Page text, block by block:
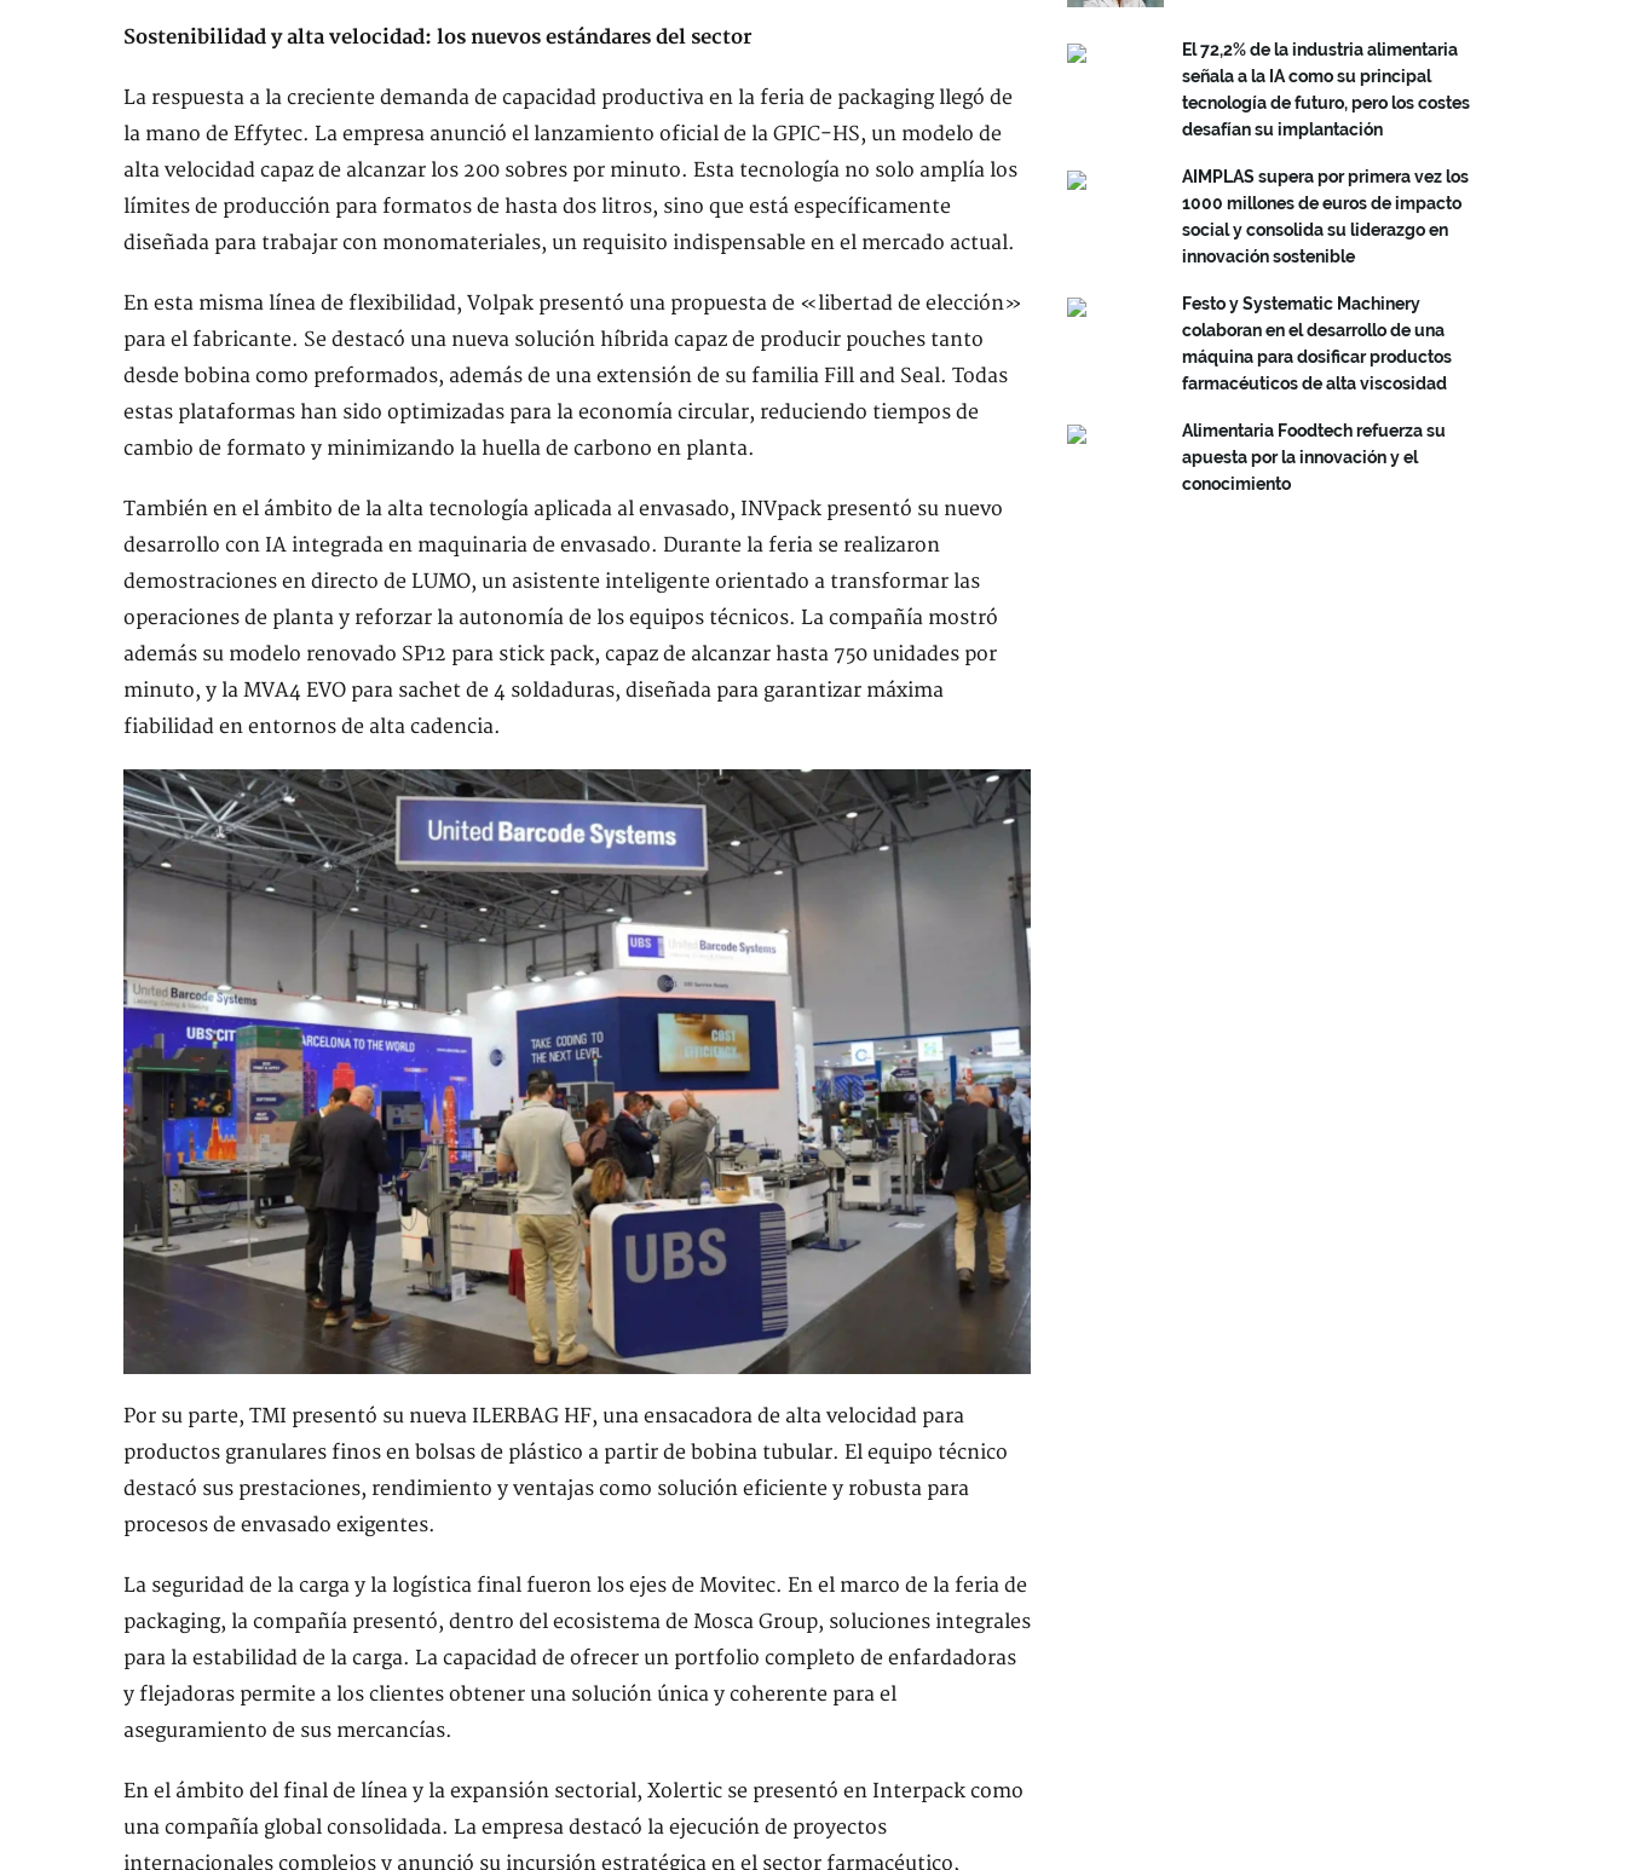
Sostenibilidad y alta velocidad: los nuevos estándares del sector
La respuesta a la creciente demanda de capacidad productiva en la feria de packaging llegó de
la mano de Effytec. La empresa anunció el lanzamiento oficial de la GPIC-HS, un modelo de
alta velocidad capaz de alcanzar los 200 sobres por minuto. Esta tecnología no solo amplía los
límites de producción para formatos de hasta dos litros, sino que está específicamente
diseñada para trabajar con monomateriales, un requisito indispensable en el mercado actual.
En esta misma línea de flexibilidad, Volpak presentó una propuesta de «libertad de elección»
para el fabricante. Se destacó una nueva solución híbrida capaz de producir pouches tanto
desde bobina como preformados, además de una extensión de su familia Fill and Seal. Todas
estas plataformas han sido optimizadas para la economía circular, reduciendo tiempos de
cambio de formato y minimizando la huella de carbono en planta.
También en el ámbito de la alta tecnología aplicada al envasado, INVpack presentó su nuevo
desarrollo con IA integrada en maquinaria de envasado. Durante la feria se realizaron
demostraciones en directo de LUMO, un asistente inteligente orientado a transformar las
operaciones de planta y reforzar la autonomía de los equipos técnicos. La compañía mostró
además su modelo renovado SP12 para stick pack, capaz de alcanzar hasta 750 unidades por
minuto, y la MVA4 EVO para sachet de 4 soldaduras, diseñada para garantizar máxima
fiabilidad en entornos de alta cadencia.
Por su parte, TMI presentó su nueva ILERBAG HF, una ensacadora de alta velocidad para
productos granulares finos en bolsas de plástico a partir de bobina tubular. El equipo técnico
destacó sus prestaciones, rendimiento y ventajas como solución eficiente y robusta para
procesos de envasado exigentes.
La seguridad de la carga y la logística final fueron los ejes de Movitec. En el marco de la feria de
packaging, la compañía presentó, dentro del ecosistema de Mosca Group, soluciones integrales
para la estabilidad de la carga. La capacidad de ofrecer un portfolio completo de enfardadoras
y flejadoras permite a los clientes obtener una solución única y coherente para el
aseguramiento de sus mercancías.
En el ámbito del final de línea y la expansión sectorial, Xolertic se presentó en Interpack como
una compañía global consolidada. La empresa destacó la ejecución de proyectos
internacionales complejos y anunció su incursión estratégica en el sector farmacéutico,
El 72,2% de la industria alimentaria
señala a la IA como su principal
tecnología de futuro, pero los costes
desafían su implantación
AIMPLAS supera por primera vez los
1000 millones de euros de impacto
social y consolida su liderazgo en
innovación sostenible
Festo y Systematic Machinery
colaboran en el desarrollo de una
máquina para dosificar productos
farmacéuticos de alta viscosidad
Alimentaria Foodtech refuerza su
apuesta por la innovación y el
conocimiento